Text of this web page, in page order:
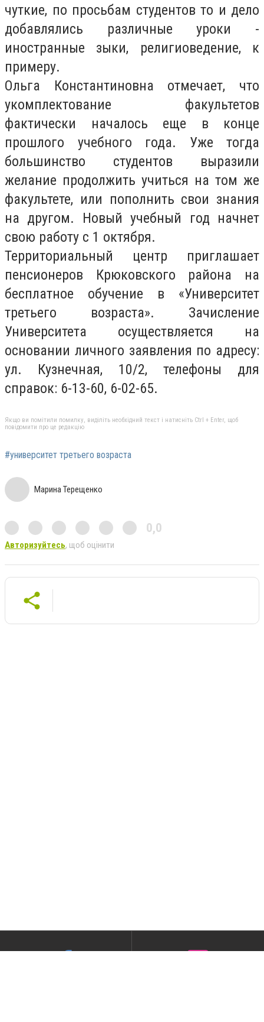
чуткие, по просьбам студентов то и дело
добавлялись различные уроки -
иностранные зыки, религиоведение, к
примеру.
Ольга Константиновна отмечает, что
укомплектование факультетов
фактически началось еще в конце
прошлого учебного года. Уже тогда
большинство студентов выразили
желание продолжить учиться на том же
факультете, или пополнить свои знания
на другом. Новый учебный год начнет
свою работу с 1 октября.
Территориальный центр приглашает
пенсионеров Крюковского района на
бесплатное обучение в «Университет
третьего возраста». Зачисление
Университета осуществляется на
основании личного заявления по адресу:
ул. Кузнечная, 10/2, телефоны для
справок: 6-13-60, 6-02-65.
Якщо ви помітили помилку, виділіть необхідний текст і натисніть Ctrl + Enter, щоб
повідомити про це редакцію
#университет третьего возраста
Марина Терещенко
0,0
Авторизуйтесь, щоб оцінити